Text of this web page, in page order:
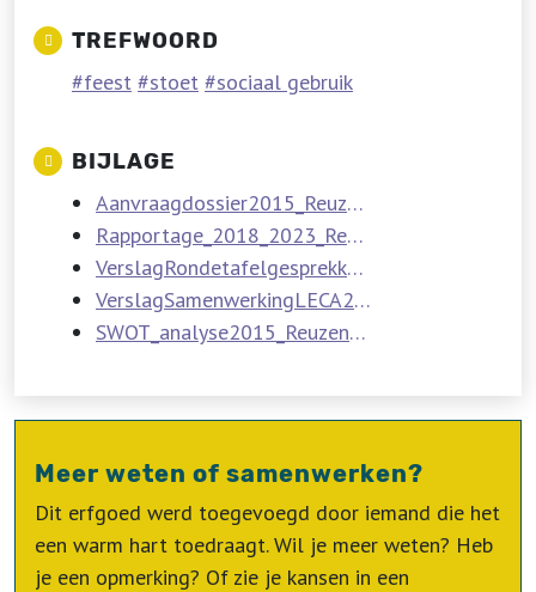
TREFWOORD
feest stoet sociaal gebruik
BIJLAGE
Aanvraagdossier2015_ReuzencultuurVlaanderen.pdf
Rapportage_2018_2023_ReuzencultuurVlaanderen.pdf
VerslagRondetafelgesprekken2015_ReuzencultuurVlaanderen.pdf
VerslagSamenwerkingLECA2015_ReuzencultuurVlaanderen.pdf
SWOT_analyse2015_ReuzencultuurVlaanderen.pdf
Meer weten of samenwerken?
Dit erfgoed werd toegevoegd door iemand die het
een warm hart toedraagt. Wil je meer weten? Heb
je een opmerking? Of zie je kansen in een